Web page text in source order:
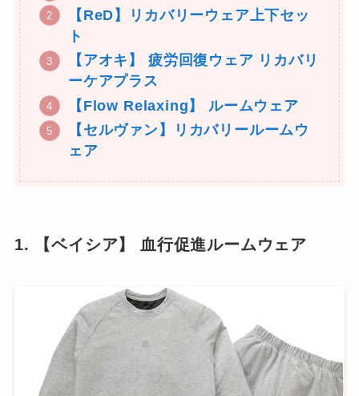
【ReD】リカバリーウェア上下セッ
ト
【アオキ】 疲労回復ウェア リカバリ
ーケアプラス
【Flow Relaxing】 ルームウェア
【セルヴァン】リカバリールームウ
ェア
1. 【ベイシア】 血行促進ルームウェア